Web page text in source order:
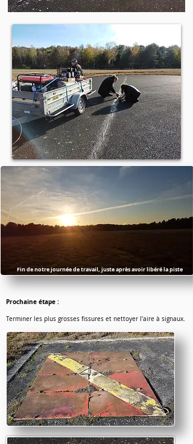
Fin de notre journée de travail, juste après avoir libéré la piste
Prochaine étape :
Terminer les plus grosses fissures et nettoyer l'aire à signaux.